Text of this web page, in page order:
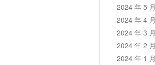
2024 年 5 月
2024 年 4 月
2024 年 3 月
2024 年 2 月
2024 年 1 月